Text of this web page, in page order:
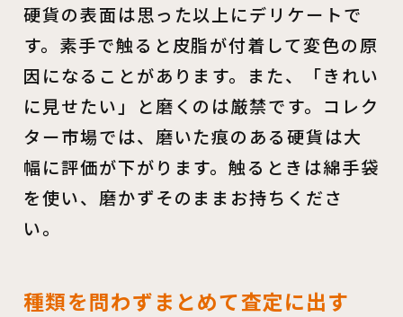
硬貨の表面は思った以上にデリケートで
す。素手で触ると皮脂が付着して変色の原
因になることがあります。また、「きれい
に見せたい」と磨くのは厳禁です。コレク
ター市場では、磨いた痕のある硬貨は大
幅に評価が下がります。触るときは綿手袋
を使い、磨かずそのままお持ちくださ
い。
種類を問わずまとめて査定に出す